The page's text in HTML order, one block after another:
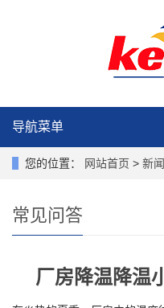
导航菜单
您的位置： 网站首页 > 新
常见问答
厂房降温降温